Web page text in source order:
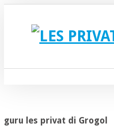
guru les privat di Grogol